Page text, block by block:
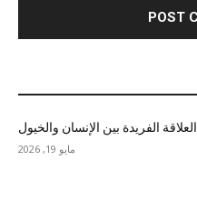
العلاقة الفريدة بين الإنسان والخيول
مايو 19, 2026